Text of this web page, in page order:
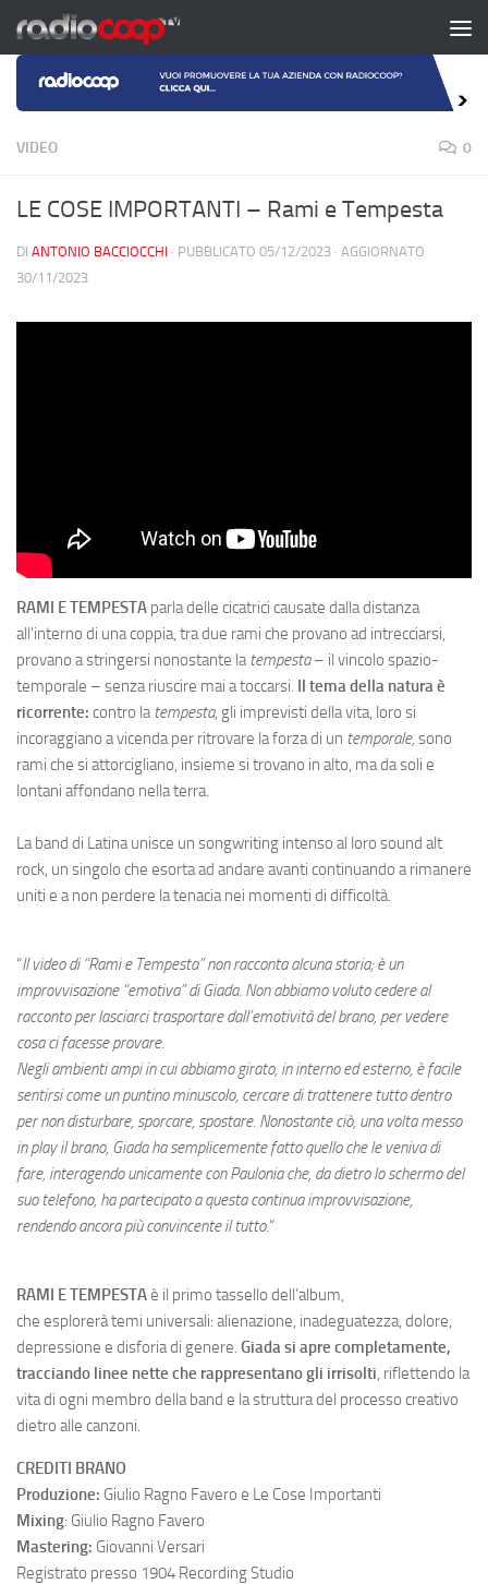
Salta al contenuto
VIDEO 0
LE COSE IMPORTANTI – Rami e Tempesta
DI ANTONIO BACCIOCCHI · PUBBLICATO 05/12/2023 · AGGIORNATO
30/11/2023
RAMI E TEMPESTA parla delle cicatrici causate dalla distanza
all’interno di una coppia, tra due rami che provano ad intrecciarsi,
provano a stringersi nonostante latempesta– il vincolo spazio-
temporale – senza riuscire mai a toccarsi. Il tema della natura è
ricorrente: contro latempesta, gli imprevisti della vita, loro si
incoraggiano a vicenda per ritrovare la forza di un temporale, sono
rami che si attorcigliano, insieme si trovano in alto, ma da soli e
lontani affondano nella terra.
La band di Latina unisce un songwriting intenso al loro sound alt
rock, un singolo che esorta ad andare avanti continuando a rimanere
uniti e a non perdere la tenacia nei momenti di difficoltà.
“Il video di “Rami e Tempesta” non racconta alcuna storia; è un
improvvisazione “emotiva” di Giada. Non abbiamo voluto cedere al
racconto per lasciarci trasportare dall’emotività del brano, per vedere
cosa ci facesse provare.
Negli ambienti ampi in cui abbiamo girato, in interno ed esterno, è facile
sentirsi come un puntino minuscolo, cercare di trattenere tutto dentro
per non disturbare, sporcare, spostare. Nonostante ciò, una volta messo
in play il brano, Giada ha semplicemente fatto quello che le veniva di
fare, interagendo unicamente con Paulonia che, da dietro lo schermo del
suo telefono, ha partecipato a questa continua improvvisazione,
rendendo ancora più convincente il tutto.“
RAMI E TEMPESTAè il primo tassello dell’album,
che esplorerà temi universali: alienazione, inadeguatezza, dolore,
depressione e disforia di genere. Giada si apre completamente,
tracciando linee nette che rappresentano gli irrisolti, riflettendo la
vita di ogni membro della band e la struttura del processo creativo
dietro alle canzoni.
CREDITI BRANO
Produzione: Giulio Ragno Favero e Le Cose Importanti
Mixing: Giulio Ragno Favero
Mastering: Giovanni Versari
Registrato presso 1904 Recording Studio